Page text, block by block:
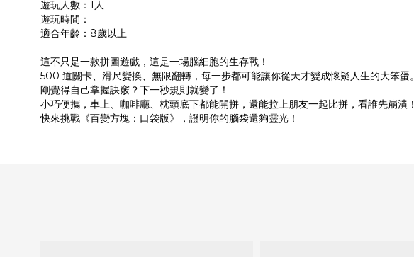
遊玩人數：1人
遊玩時間：
適合年齡：8歲以上
這不只是一款拼圖遊戲，這是一場腦細胞的生存戰！
500 道關卡、滑尺變換、無限翻轉，每一步都可能讓你從天才變成懷疑人生的大笨蛋。
剛覺得自己掌握訣竅？下一秒規則就變了！
小巧便攜，車上、咖啡廳、枕頭底下都能開拼，還能拉上朋友一起比拼，看誰先崩潰！
快來挑戰《百變方塊：口袋版》，證明你的腦袋還夠靈光！